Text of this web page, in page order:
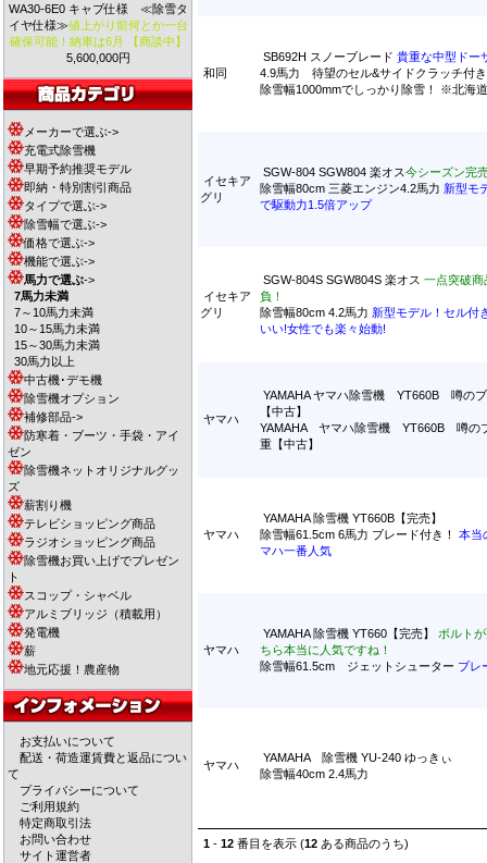
WA30-6E0 キャブ仕様 ≪除雪タ
イヤ仕様≫値上がり前何とか一台
確保可能！納車は6月 【商談中】
5,600,000円
メーカーで選ぶ->
充電式除雪機
早期予約推奨モデル
即納・特別割引商品
タイプで選ぶ->
除雪幅で選ぶ->
価格で選ぶ->
機能で選ぶ->
馬力で選ぶ->
7馬力未満
7～10馬力未満
10～15馬力未満
15～30馬力未満
30馬力以上
中古機･デモ機
除雪機オプション
補修部品->
防寒着・ブーツ・手袋・アイ
ゼン
除雪機ネットオリジナルグッ
ズ
薪割り機
テレビショッピング商品
ラジオショッピング商品
除雪機お買い上げでプレゼン
ト
スコップ・シャベル
アルミブリッジ（積載用）
発電機
薪
地元応援！農産物
お支払いについて
配送・荷造運賃費と返品につい
て
プライバシーについて
ご利用規約
特定商取引法
お問い合わせ
サイト運営者
和同
SB692H スノーブレード 貴重な中型ドー
4.9馬力 待望のセル&サイドクラッチ付
除雪幅1000mmでしっかり除雪！ ※北海
イセキア
グリ
SGW-804 SGW804 楽オス今シーズン完
除雪幅80cm 三菱エンジン4.2馬力 新型モ
で駆動力1.5倍アップ
イセキア
グリ
SGW-804S SGW804S 楽オス 一点突破商
負！
除雪幅80cm 4.2馬力 新型モデル！セル付
いい!女性でも楽々始動!
ヤマハ
YAMAHA ヤマハ除雪機 YT660B 噂のブ
【中古】
YAMAHA ヤマハ除雪機 YT660B 噂の
重【中古】
ヤマハ
YAMAHA 除雪機 YT660B【完売】
除雪幅61.5cm 6馬力 ブレード付き！ 本当
マハ一番人気
ヤマハ
YAMAHA 除雪機 YT660【完売】 ボルト
ちら本当に人気ですね！
除雪幅61.5cm ジェットシューター ブレ
ヤマハ
YAMAHA 除雪機 YU-240 ゆっきぃ
除雪幅40cm 2.4馬力
1 - 12 番目を表示 (12 ある商品のうち)